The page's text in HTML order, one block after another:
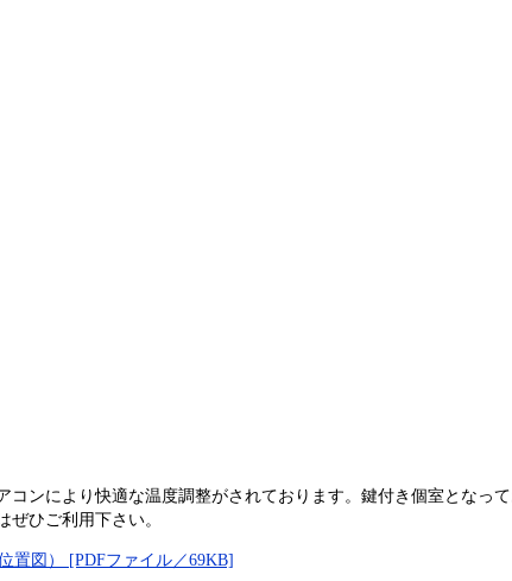
ンにより快適な温度調整がされております。鍵付き個室となっ
ひご利用下さい。
置図） [PDFファイル／69KB]